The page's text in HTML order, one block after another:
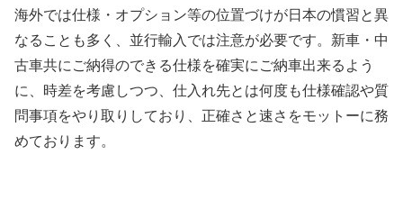
海外では仕様・オプション等の位置づけが日本の慣習と異
なることも多く、並行輸入では注意が必要です。新車・中
古車共にご納得のできる仕様を確実にご納車出来るよう
に、時差を考慮しつつ、仕入れ先とは何度も仕様確認や質
問事項をやり取りしており、正確さと速さをモットーに務
めております。